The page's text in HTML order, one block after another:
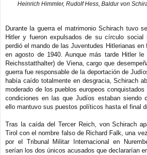
Heinrich Himmler, Rudolf Hess, Baldur von
Durante la guerra el matrimonio Schirach tuvo
Hitler y fueron expulsados de su círculo social
perdió el mando de las Juventudes Hitlerianas en
en agosto de 1940. Aunque más tarde Hitler le
Reichsstatthalter) de Viena, cargo que
guerra fue responsable de la deportación de
había caído totalmente en desgracia, Schirach
moderado de los pueblos europeos
condiciones en las que Judíos estaban siendo
ello mantuvo sus puestos políticos hasta el final
Tras la caída del Tercer Reich, von Schirach
Tirol con el nombre falso de Richard Falk, una
por el Tribunal Militar Internacional en
serían los dos únicos acusados que declararían